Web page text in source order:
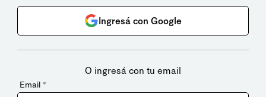
Ingresá con Google
O ingresá con tu email
Email *